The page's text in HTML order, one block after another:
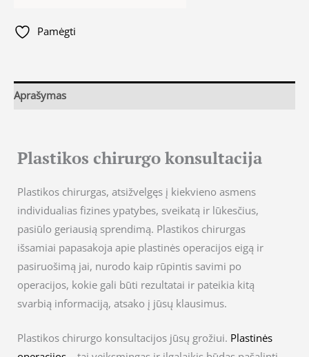
Pamėgti
Aprašymas
Plastikos chirurgo konsultacija
Plastikos chirurgas, atsižvelgęs į kiekvieno asmens
individualias fizines ypatybes, sveikatą ir lūkesčius,
pasiūlo geriausią sprendimą. Plastikos chirurgas
išsamiai papasakoja apie plastinės operacijos eigą ir
pasiruošimą jai, nurodo kaip rūpintis savimi po
operacijos, kokie gali būti rezultatai ir pateikia kitą
svarbią informaciją, atsako į jūsų klausimus.
Plastikos chirurgo konsultacijos jūsų grožiui. Plastinės